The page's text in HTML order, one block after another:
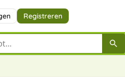
Registreren